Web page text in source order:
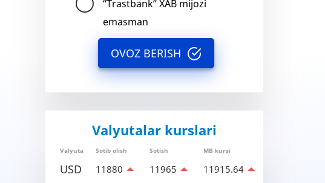
“Trastbank” XAB mijozi
emasman
OVOZ BERISH
Valyutalar kurslari
Valyuta Sotib olish Sotish MB kursi
USD 11880 11965 11915.64